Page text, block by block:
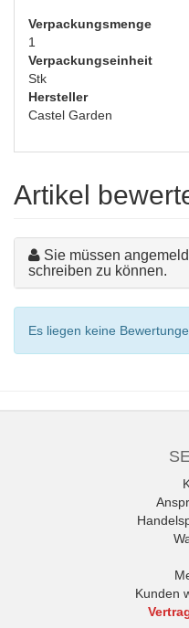
Verpackungsmenge
1
Verpackungseinheit
Stk
Hersteller
Castel Garden
Artikel
Sie müssen
schreiben zu können.
Es liegen keine
Kunden